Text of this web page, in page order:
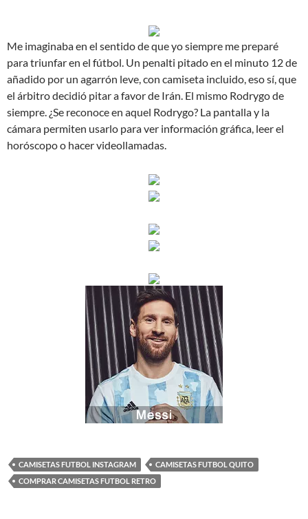
Me imaginaba en el sentido de que yo siempre me preparé
para triunfar en el fútbol. Un penalti pitado en el minuto 12 de
añadido por un agarrón leve, con camiseta incluido, eso sí, que
el árbitro decidió pitar a favor de Irán. El mismo Rodrygo de
siempre. ¿Se reconoce en aquel Rodrygo? La pantalla y la
cámara permiten usarlo para ver información gráfica, leer el
horóscopo o hacer videollamadas.
CAMISETAS FUTBOL INSTAGRAM
CAMISETAS FUTBOL QUITO
COMPRAR CAMISETAS FUTBOL RETRO